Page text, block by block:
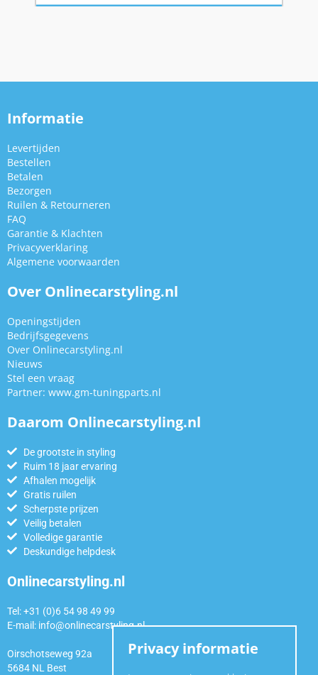
Informatie
Levertijden
Bestellen
Betalen
Bezorgen
Ruilen & Retourneren
FAQ
Garantie & Klachten
Privacyverklaring
Algemene voorwaarden
Over Onlinecarstyling.nl
Openingstijden
Bedrijfsgegevens
Over Onlinecarstyling.nl
Nieuws
Stel een vraag
Partner: www.gm-tuningparts.nl
Daarom Onlinecarstyling.nl
De grootste in styling
Ruim 18 jaar ervaring
Afhalen mogelijk
Gratis ruilen
Scherpste prijzen
Veilig betalen
Volledige garantie
Deskundige helpdesk
Onlinecarstyling.nl
Tel: +31 (0)6 54 98 49 99
E-mail: info@onlinecarstyling.nl
Oirschotseweg 92a
5684 NL Best
Privacy informatie